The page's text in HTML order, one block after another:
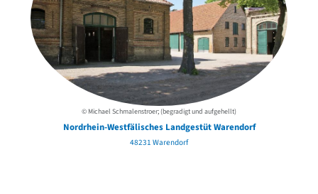
© Michael Schmalenstroer; (begradigt und aufgehellt)
Nordrhein-Westfälisches Landgestüt Warendorf
48231 Warendorf